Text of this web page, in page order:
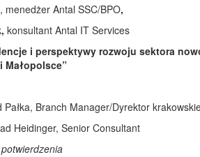
menedżer Antal SSC/BPO,
, konsultant Antal IT Services
i perspektywy rozwoju sektora
Pałka, Branch Manager/Dyrektor
Heidinger, Senior Consultant